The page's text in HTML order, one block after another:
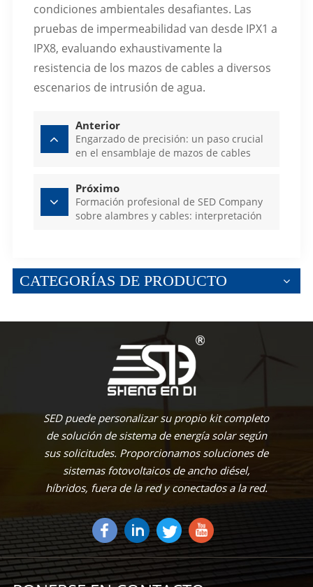
condiciones ambientales desafiantes. Las
pruebas de impermeabilidad van desde IPX1 a
IPX8, evaluando exhaustivamente la
resistencia de los mazos de cables a diversos
escenarios de intrusión de agua.
Anterior
Engarzado de precisión: un paso crucial
en el ensamblaje de mazos de cables
Próximo
Formación profesional de SED Company
sobre alambres y cables: interpretación
CATEGORÍAS DE PRODUCTO
SED puede personalizar su propio kit completo
de solución de sistema de energía solar según
sus solicitudes. Proporcionamos soluciones de
sistemas fotovoltaicos de ancho diésel,
híbridos, fuera de la red y conectados a la red.